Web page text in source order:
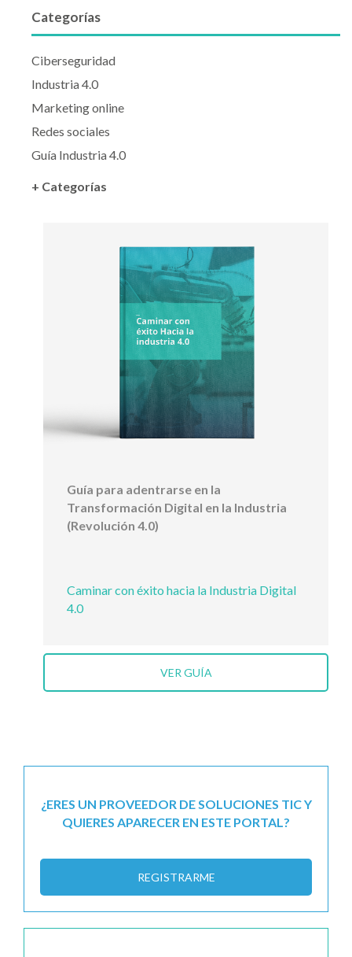
Categorías
Ciberseguridad
Industria 4.0
Marketing online
Redes sociales
Guía Industria 4.0
+ Categorías
Guía para adentrarse en la
Transformación Digital en la Industria
(Revolución 4.0)
Caminar con éxito hacia la Industria Digital
4.0
VER GUÍA
¿ERES UN PROVEEDOR DE SOLUCIONES TIC Y
QUIERES APARECER EN ESTE PORTAL?
REGISTRARME